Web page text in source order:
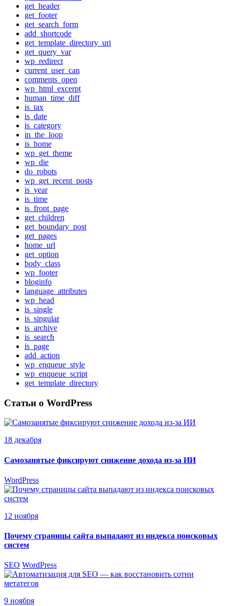
get_header
get_footer
get_search_form
add_shortcode
get_template_directory_uri
get_query_var
wp_redirect
current_user_can
comments_open
wp_html_excerpt
human_time_diff
is_tax
is_date
is_category
in_the_loop
is_home
wp_get_theme
wp_die
do_robots
wp_get_recent_posts
is_year
is_time
is_front_page
get_children
get_boundary_post
get_pages
home_url
get_option
body_class
wp_footer
bloginfo
language_attributes
wp_head
is_single
is_singular
is_archive
is_search
is_page
add_action
wp_enqueue_style
wp_enqueue_script
get_template_directory
Статьи о WordPress
18 декабря
Самозанятые фиксируют снижение дохода из-за ИИ
WordPress
12 ноября
Почему страницы сайта выпадают из индекса поисковых
систем
SEO WordPress
9 ноября